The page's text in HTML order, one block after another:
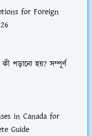
for Foreign
কী পড়ানো হয়? সম্পূর্ণ
in Canada for
Guide